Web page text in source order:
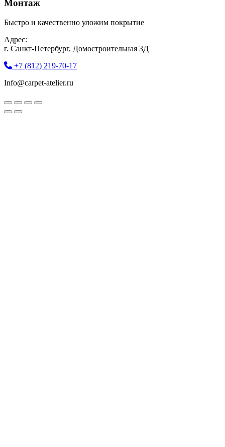
Монтаж
Быстро и качественно уложим покрытие
Адрес:
г. Санкт-Петербург, Домостроительная 3Д
+7 (812) 219-70-17
Info@carpet-atelier.ru